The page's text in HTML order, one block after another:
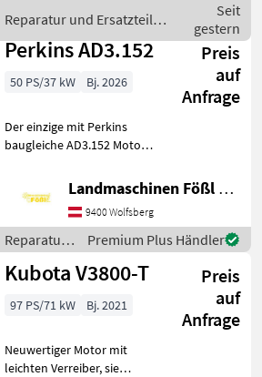
Reparatur und Ersatzteile /
Sonstige
Seit
gestern
Perkins AD3.152
Preis
auf
Anfrage
50 PS/37 kW Bj. 2026
Der einzige mit Perkins
baugleiche AD3.152 Motor
KOMPLETT -
Einspritzpumpe -
Krafstoffförderpumpe -
Wasserpumpe -
Kupplungsseitige Flanschpl
Landmaschinen Fößl GmbH, Landmaschinen, Schmiede, Schlosserei
9400 Wolfsberg
Reparatur
und
Ersatzteile
Premium Plus Händler
Kubota V3800-T
Preis
auf
Anfrage
97 PS/71 kW Bj. 2021
Neuwertiger Motor mit
leichten Verreiber, sie